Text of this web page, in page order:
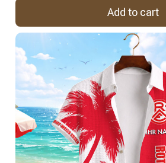
Add to cart